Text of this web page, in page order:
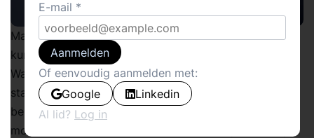
Macht is nodig om invloed te kunnen uitoefenen, te
kunnen sturen en onderhandelingen te voeren.
Wanneer u bezig bent anderen te winnen voor uw
standpunt of wanneer u een beslissing neemt, bent u
bezig met machtsuitoefening. Het loont dan ook de
moeite om u bewust te worden van de wijze waarop u
E-mail
Aanmelden
Of eenvoudig aanmelden met:
Google
Linkedin
Al lid? Log in